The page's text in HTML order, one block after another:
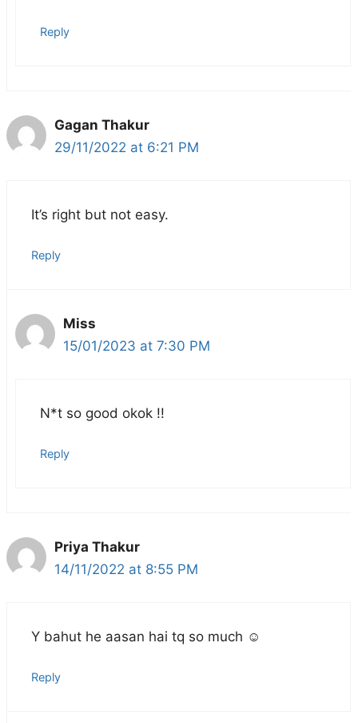
Reply
Gagan Thakur
29/11/2022 at 6:21 PM
It’s right but not easy.
Reply
Miss
15/01/2023 at 7:30 PM
N*t so good okok !!
Reply
Priya Thakur
14/11/2022 at 8:55 PM
Y bahut he aasan hai tq so much ☺️
Reply